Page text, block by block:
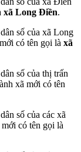
xã Long Điền.
số của xã Long
có tên gọi là xã
số của thị trấn
xã mới có tên
số của các xã
có tên gọi là